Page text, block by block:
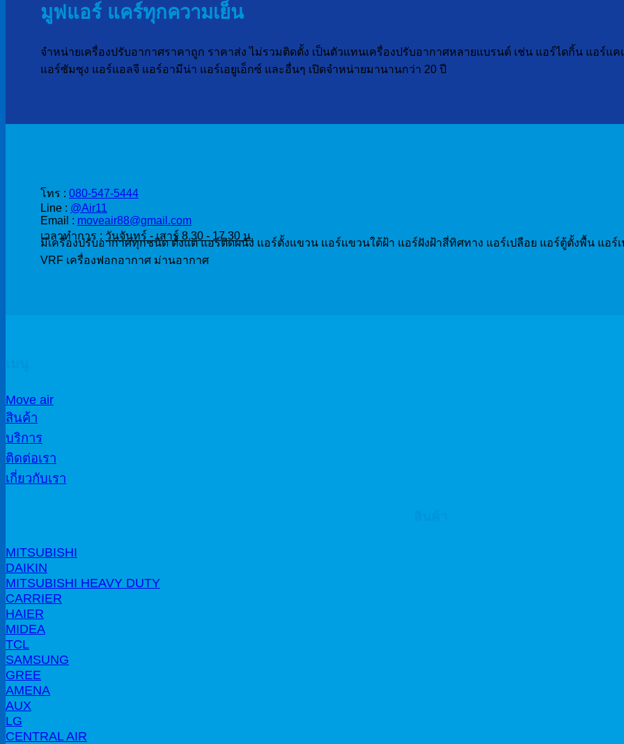
มูฟแอร์ แคร์ทุกความเย็น
จำหน่ายเครื่องปรับอากาศราคาถูก ราคาส่ง ไม่รวมติดตั้ง เป็นตัวแทนเครื่องปรับอากาศหลายแบรนด์ เช่น แอร์ไดกิ้น แอร์แค
แอร์ซัมซุง แอร์แอลจี แอร์อามีน่า แอร์เอยูเอ็กซ์ และอื่นๆ เปิดจำหน่ายมานานกว่า 20 ปี
ติดต่อสั่งซื้อ
โทร : 080-547-5444
Line : @Air11
Email : moveair88@gmail.com
เวลาทำการ : วันจันทร์ - เสาร์ 8.30 - 17.30 น.
มีเครื่องปรับอากาศทุกชนิด ตั้งแต่ แอร์ติดผนัง แอร์ตั้งแขวน แอร์แขวนใต้ฝ้า แอร์ฝังฝ้าสี่ทิศทาง แอร์เปลือย แอร์ตู้ตั้งพื้น แอร์
VRF เครื่องฟอกอากาศ ม่านอากาศ
Move air
สินค้า
บริการ
ติดต่อเรา
เกี่ยวกับเรา
MITSUBISHI
DAIKIN
MITSUBISHI HEAVY DUTY
CARRIER
HAIER
MIDEA
TCL
SAMSUNG
GREE
AMENA
AUX
LG
CENTRAL AIR